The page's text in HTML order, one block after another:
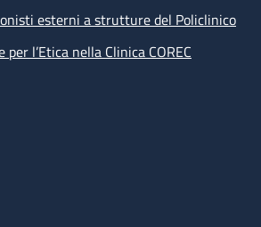
esterni a strutture del Policlinico
l’Etica nella Clinica COREC